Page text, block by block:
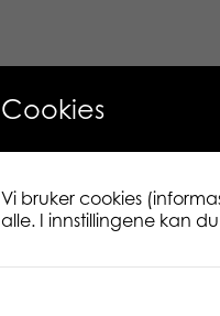
Cookies
Vi bruker cookies
alle. I innstillingene kan